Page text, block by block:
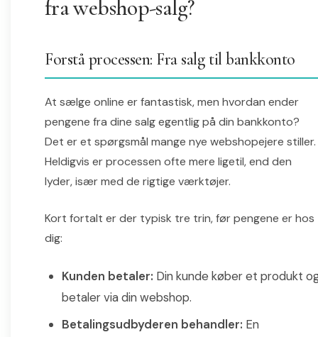
fra webshop-salg?
Forstå processen: Fra salg til bankkonto
At sælge online er fantastisk, men hvordan ender
pengene fra dine salg egentlig på din bankkonto?
Det er et spørgsmål mange nye webshopejere stiller.
Heldigvis er processen ofte mere ligetil, end den
lyder, især med de rigtige værktøjer.
Kort fortalt er der typisk tre trin, før pengene er hos
dig:
Kunden betaler: Din kunde køber et produkt
betaler via din webshop.
Betalingsudbyderen behandler: En